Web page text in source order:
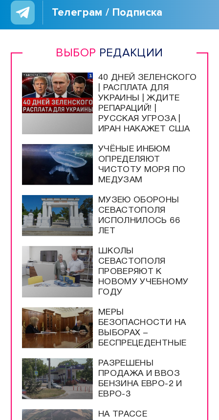
Телеграм / Подписка
ВЫБОР РЕДАКЦИИ
40 ДНЕЙ ЗЕЛЕНСКОГО
| РАСПЛАТА ДЛЯ
УКРАИНЫ | ЖДИТЕ
РЕПАРАЦИЙ! |
РУССКАЯ УГРОЗА |
ИРАН НАКАЖЕТ США
УЧЁНЫЕ ИНБЮМ
ОПРЕДЕЛЯЮТ
ЧИСТОТУ МОРЯ ПО
МЕДУЗАМ
МУЗЕЮ ОБОРОНЫ
СЕВАСТОПОЛЯ
ИСПОЛНИЛОСЬ 66
ЛЕТ
ШКОЛЫ
СЕВАСТОПОЛЯ
ПРОВЕРЯЮТ К
НОВОМУ УЧЕБНОМУ
ГОДУ
МЕРЫ
БЕЗОПАСНОСТИ НА
ВЫБОРАХ –
БЕСПРЕЦЕДЕНТНЫЕ
РАЗРЕШЕНЫ
ПРОДАЖА И ВВОЗ
БЕНЗИНА ЕВРО-2 И
ЕВРО-3
НА ТРАССЕ